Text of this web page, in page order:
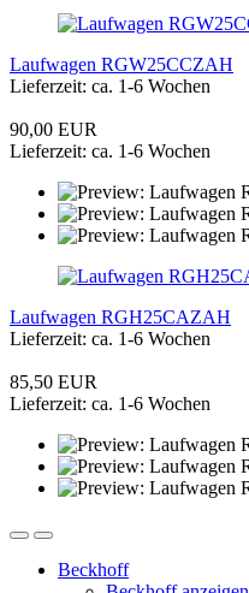
Laufwagen RGW25CCZAH
Lieferzeit: ca. 1-6 Wochen
90,00 EUR
Lieferzeit: ca. 1-6 Wochen
Laufwagen RGH25CAZAH
Lieferzeit: ca. 1-6 Wochen
85,50 EUR
Lieferzeit: ca. 1-6 Wochen
Beckhoff